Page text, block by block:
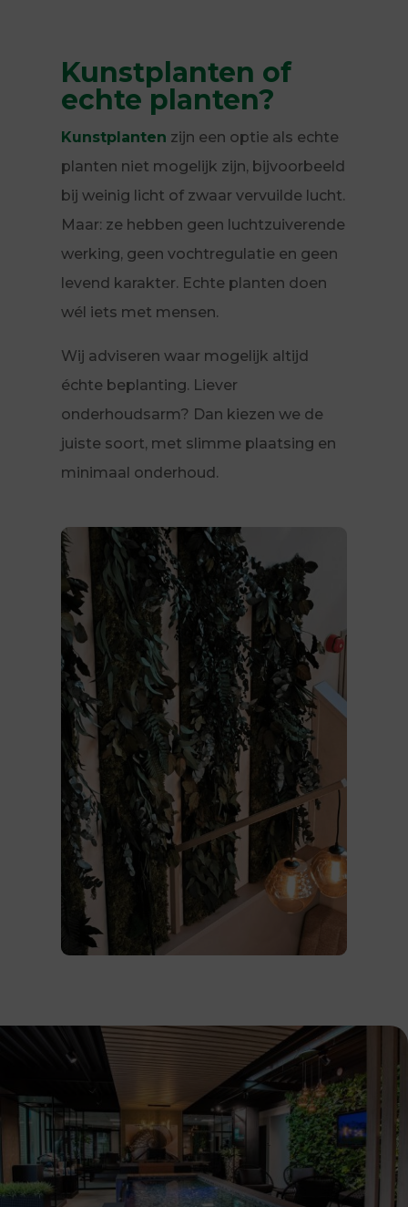
Kunstplanten of
echte planten?
Kunstplanten zijn een optie als echte
planten niet mogelijk zijn, bijvoorbeeld
bij weinig licht of zwaar vervuilde lucht.
Maar: ze hebben geen luchtzuiverende
werking, geen vochtregulatie en geen
levend karakter. Echte planten doen
wél iets met mensen.
Wij adviseren waar mogelijk altijd
échte beplanting. Liever
onderhoudsarm? Dan kiezen we de
juiste soort, met slimme plaatsing en
minimaal onderhoud.